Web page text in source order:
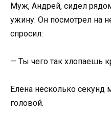
Муж, Андрей, сидел
ужину. Он посмотрел на
спросил:
— Ты чего так хлопаешь
Елена несколько секунд
головой.